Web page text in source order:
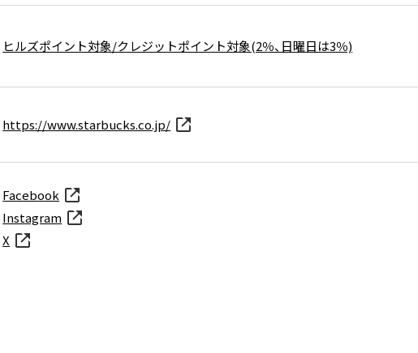
ヒルズポイント対象/クレジットポイント対象(2％、日曜日は3％)
https://www.starbucks.co.jp/
Facebook
Instagram
X